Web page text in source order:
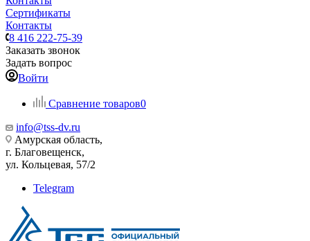
Сертификаты
Контакты
8 416 222-75-39
Заказать звонок
Задать вопрос
Войти
Сравнение товаров0
info@tss-dv.ru
Амурская область,
г. Благовещенск,
ул. Кольцевая, 57/2
Telegram